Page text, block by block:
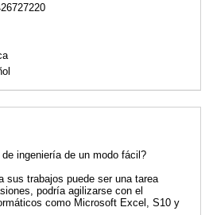
ingeniería de un modo fácil?
sus trabajos puede ser una tarea
podría agilizarse con el
como Microsoft Excel, S10 y